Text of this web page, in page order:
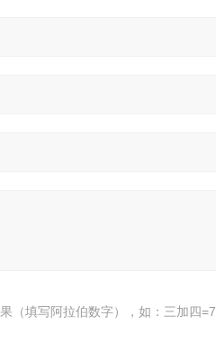
（填写阿拉伯数字），如：三加四=7